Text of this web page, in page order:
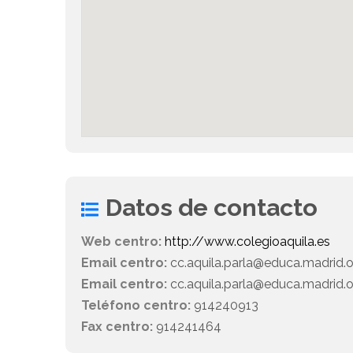
Datos de contacto
Web centro: http://www.colegioaquila.es
Email centro:
Email centro:
Teléfono centro: 914240913
Fax centro: 914241464